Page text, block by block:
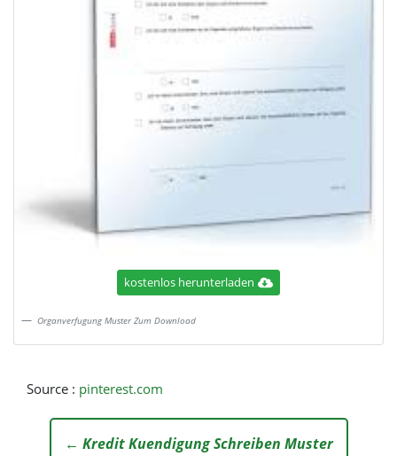
kostenlos herunterladen
Organverfugung Muster Zum Download
Source : pinterest.com
← Kredit Kuendigung Schreiben Muster